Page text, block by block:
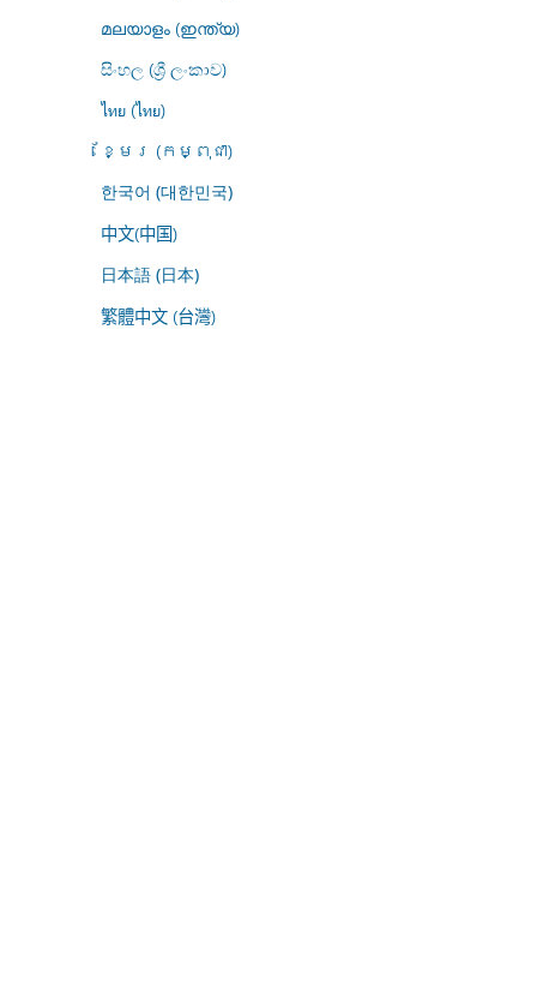
മലയാളം (ഇന്ത്യ)
සිංහල (ශ්‍රී ලංකාව)
ไทย (ไทย)
ខ្មែរ (កម្ពុជា)
한국어 (대한민국)
中文(中国)
日本語 (日本)
繁體中文 (台灣)